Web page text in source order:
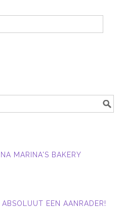
MARINA'S BAKERY
EEN AANRADER!